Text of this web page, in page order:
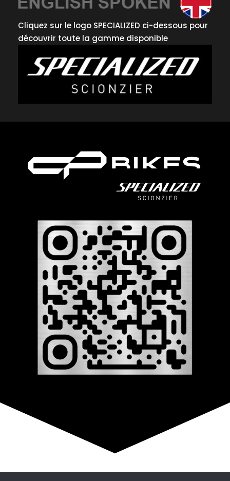
Cliquez sur le logo SPECIALIZED ci-dessous pour
découvrir toute la gamme disponible
© Copyright 2026 –808